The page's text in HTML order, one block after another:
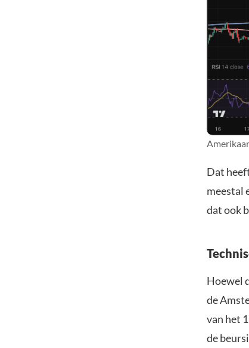
Dat
meestal
dat ook
Hoewel
de
van het
de